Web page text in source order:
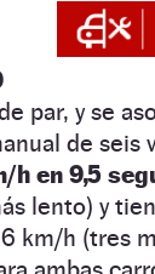
par, y se
de seis
h en 9,5
lento) y
km/h (tres